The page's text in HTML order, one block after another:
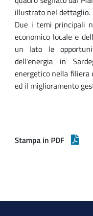
illustrato nel dettaglio.
Due i temi principali
economico locale e
un lato le
dell'energia in
energetico nella filiera
ed il miglioramento
Stampa in PDF